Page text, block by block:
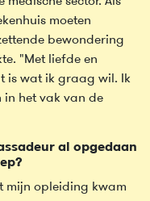
moeten
bewondering
"Met liefde en
is wat ik graag wil. Ik
in het vak van de
al opgedaan
mijn opleiding kwam